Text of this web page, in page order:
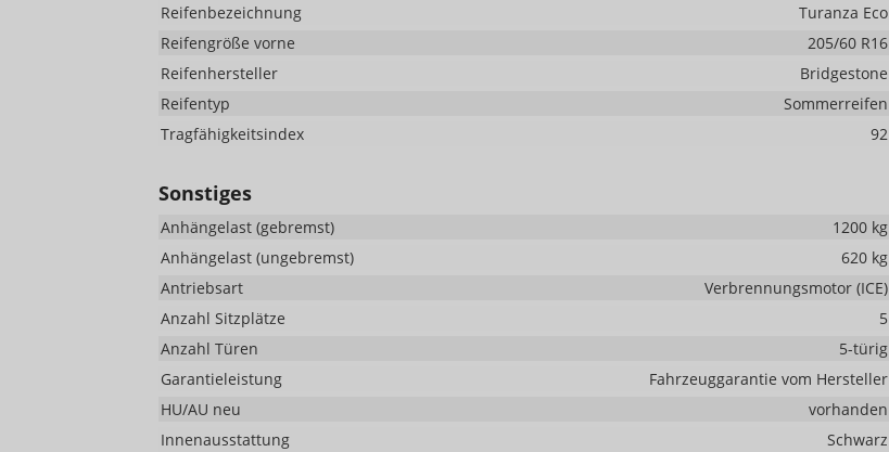
Reifenbezeichnung
Turanza Eco
Reifengröße vorne
205/60 R16
Reifenhersteller
Bridgestone
Reifentyp
Sommerreifen
Tragfähigkeitsindex
92
Sonstiges
Anhängelast (gebremst)
1200 kg
Anhängelast (ungebremst)
620 kg
Antriebsart
Verbrennungsmotor (ICE)
Anzahl Sitzplätze
5
Anzahl Türen
5-türig
Garantieleistung
Fahrzeuggarantie vom Hersteller
HU/AU neu
vorhanden
Innenausstattung
Schwarz